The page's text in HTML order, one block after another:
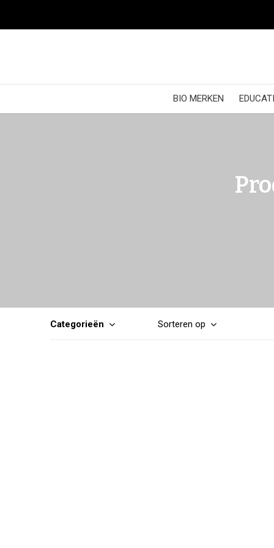
BIO MERKEN
Categorieën Sorteren op